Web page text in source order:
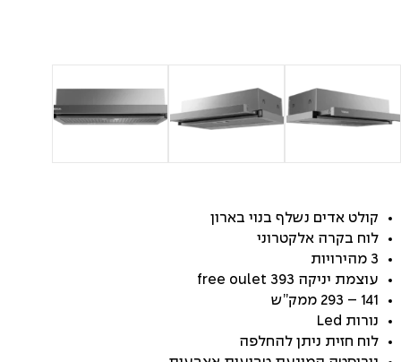
קולט אדים נשלף בנוי בארון
לוח בקרה אלקטרוני
3 מהירויות
עוצמת יניקה free oulet 393
141 – 293 ממק”ש
נורות Led
לוח חזית ניתן להחלפה